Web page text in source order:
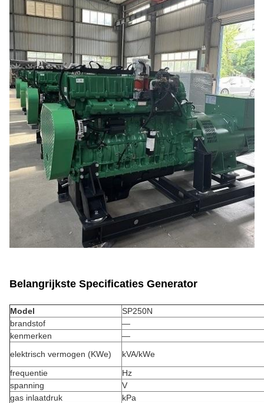
Belangrijkste Specificaties Generator
Model
SP250N
brandstof
—
kenmerken
—
elektrisch vermogen (KWe)
kVA/kWe
frequentie
Hz
spanning
V
gas inlaatdruk
kPa